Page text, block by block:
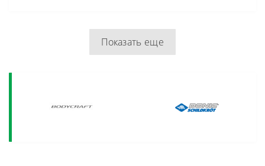
Показать еще